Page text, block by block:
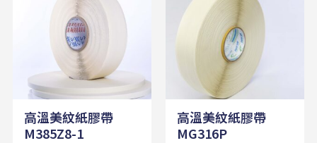
高溫美紋紙膠帶
M385Z8-1
高溫美紋紙膠帶
MG316P